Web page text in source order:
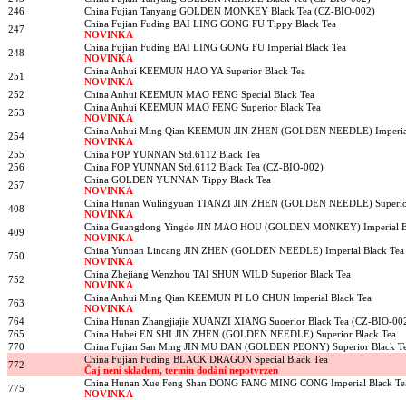
246
China Fujian Tanyang GOLDEN MONKEY Black Tea (CZ-BIO-002)
247
China Fujian Fuding BAI LING GONG FU Tippy Black Tea
NOVINKA
248
China Fujian Fuding BAI LING GONG FU Imperial Black Tea
NOVINKA
251
China Anhui KEEMUN HAO YA Superior Black Tea
NOVINKA
252
China Anhui KEEMUN MAO FENG Special Black Tea
253
China Anhui KEEMUN MAO FENG Superior Black Tea
NOVINKA
254
China Anhui Ming Qian KEEMUN JIN ZHEN (GOLDEN NEEDLE)
NOVINKA
255
China FOP YUNNAN Std.6112 Black Tea
256
China FOP YUNNAN Std.6112 Black Tea (CZ-BIO-002)
257
China GOLDEN YUNNAN Tippy Black Tea
NOVINKA
408
China Hunan Wulingyuan TIANZI JIN ZHEN (GOLDEN NEEDLE)
NOVINKA
409
China Guangdong Yingde JIN MAO HOU (GOLDEN MONKEY) Imperial
NOVINKA
750
China Yunnan Lincang JIN ZHEN (GOLDEN NEEDLE) Imperial Black Tea
NOVINKA
752
China Zhejiang Wenzhou TAI SHUN WILD Superior Black Tea
NOVINKA
763
China Anhui Ming Qian KEEMUN PI LO CHUN Imperial Black Tea
NOVINKA
764
China Hunan Zhangjiajie XUANZI XIANG Suoerior Black Tea (CZ-BIO-
765
China Hubei EN SHI JIN ZHEN (GOLDEN NEEDLE) Superior Black Tea
770
China Fujian San Ming JIN MU DAN (GOLDEN PEONY) Superior Black
772
China Fujian Fuding BLACK DRAGON Special Black Tea
Čaj není skladem, termín dodání nepotvrzen
775
China Hunan Xue Feng Shan DONG FANG MING CONG Imperial Black
NOVINKA